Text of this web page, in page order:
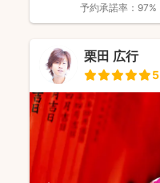
予約承諾率： 97%
栗田 広行
5